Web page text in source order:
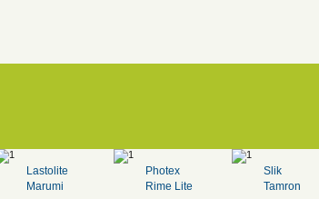
Lastolite
Marumi
Photex
Rime Lite
Slik
Tamron